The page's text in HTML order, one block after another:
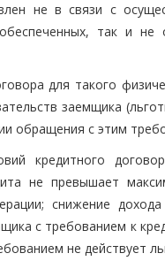
не в связи с
так и
для такого
заемщика
обращения с этим
кредитного
не превышает
снижение
с требованием к
не действует